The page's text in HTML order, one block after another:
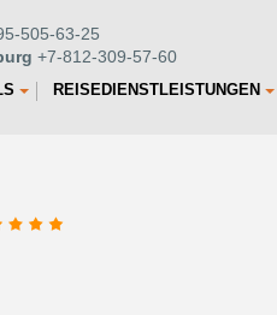
505-63-25
+7-812-309-57-60
REISEDIENSTLEISTUNGEN